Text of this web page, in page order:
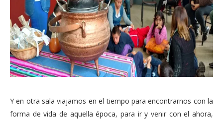
Y en otra sala viajamos en el tiempo para encontrarnos con la
forma de vida de aquella época, para ir y venir con el ahora,